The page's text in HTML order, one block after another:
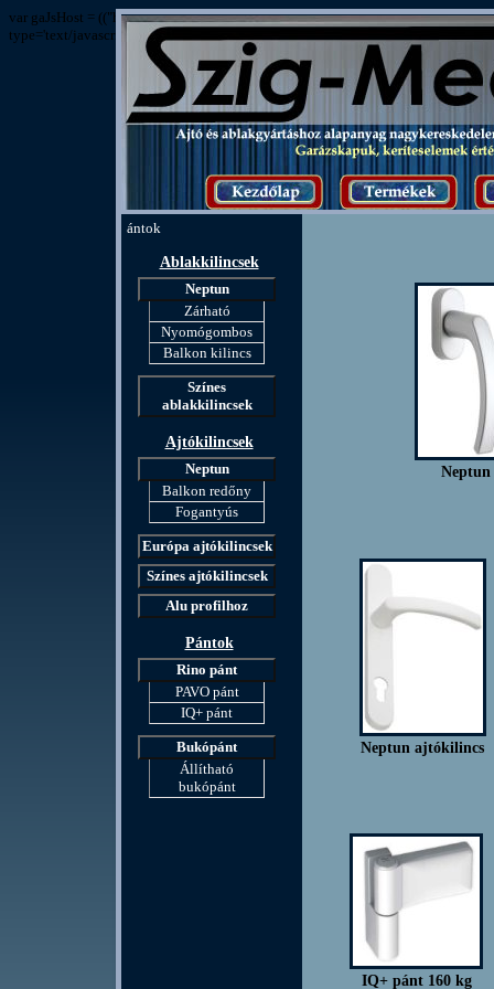
ántok
Ablakkilincsek
Neptun
Zárható
Nyomógombos
Balkon kilincs
Színes
ablakkilincsek
Ajtókilincsek
Neptun
Balkon redőny
Fogantyús
Európa ajtókilincsek
Színes ajtókilincsek
Alu profilhoz
Pántok
Rino pánt
PAVO pánt
IQ+ pánt
Bukópánt
Állítható
bukópánt
Neptun
Neptun ajtókilincs
IQ+ pánt 160 kg
var gaJsHost = (("https:" == document.location.protocol) ? "https://ssl." : "http://
type='text/javascript'%3E%3C/script%3E"));